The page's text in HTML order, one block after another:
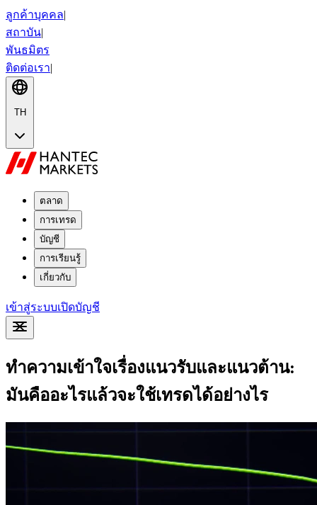
ลูกค้าบุคคล|
สถาบัน|
พันธมิตร
ติดต่อเรา|
TH
ตลาด
การเทรด
บัญชี
การเรียนรู้
เกี่ยวกับ
เข้าสู่ระบบเปิดบัญชี
ทำความเข้าใจเรื่องแนวรับและแนวต้าน:
มันคืออะไรแล้วจะใช้เทรดได้อย่างไร